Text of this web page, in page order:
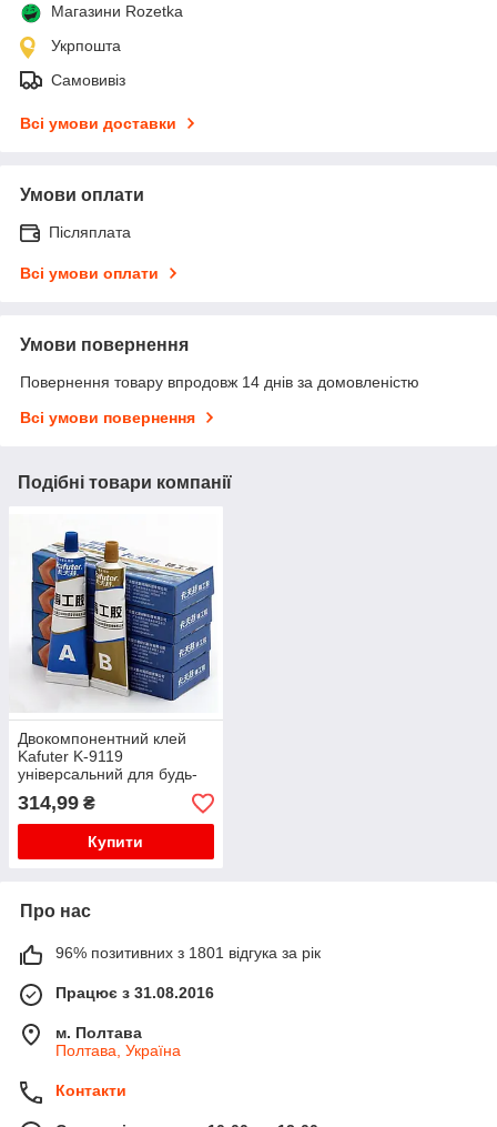
Магазини Rozetka
Укрпошта
Самовивіз
Всі умови доставки
Умови оплати
Післяплата
Всі умови оплати
Умови повернення
Повернення товару впродовж 14 днів за домовленістю
Всі умови повернення
Подібні товари компанії
Двокомпонентний клей
Kafuter K-9119
універсальний для будь-
яких поверхонь 100г
314,99 ₴
Купити
Про нас
96% позитивних з 1801 відгука за рік
Працює з 31.08.2016
м. Полтава
Полтава, Україна
Контакти